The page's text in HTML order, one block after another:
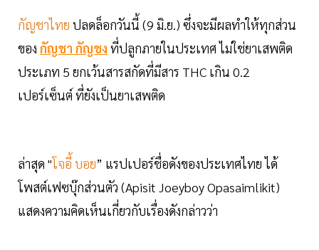
กัญชาไทย ปลดล็อกวันนี้ (9 มิ.ย.) ซึ่งจะมีผลทำให้ทุกส่วน
ของ กัญชา กัญชง ที่ปลูกภายในประเทศ ไม่ใช่ยาเสพติด
ประเภท 5 ยกเว้นสารสกัดที่มีสาร THC เกิน 0.2
เปอร์เซ็นต์ ที่ยังเป็นยาเสพติด
ล่าสุด "โจอี้ บอย” แรปเปอร์ชื่อดังของประเทศไทย ได้
โพสต์เฟซบุ๊กส่วนตัว (Apisit Joeyboy Opasaimlikit)
แสดงความคิดเห็นเกี่ยวกับเรื่องดังกล่าวว่า